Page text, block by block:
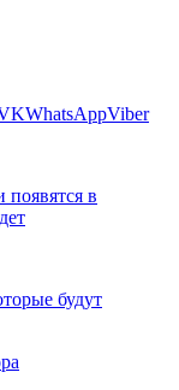
WhatsAppViber
в
будут